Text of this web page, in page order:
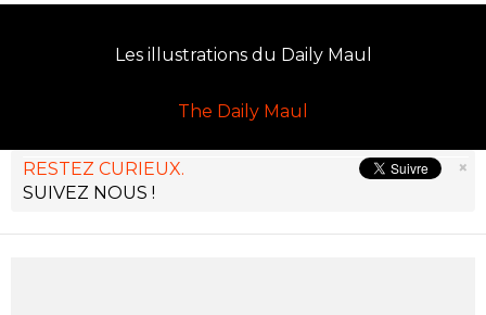
Les illustrations du Daily Maul
The Daily Maul
×
RESTEZ CURIEUX.
SUIVEZ NOUS !